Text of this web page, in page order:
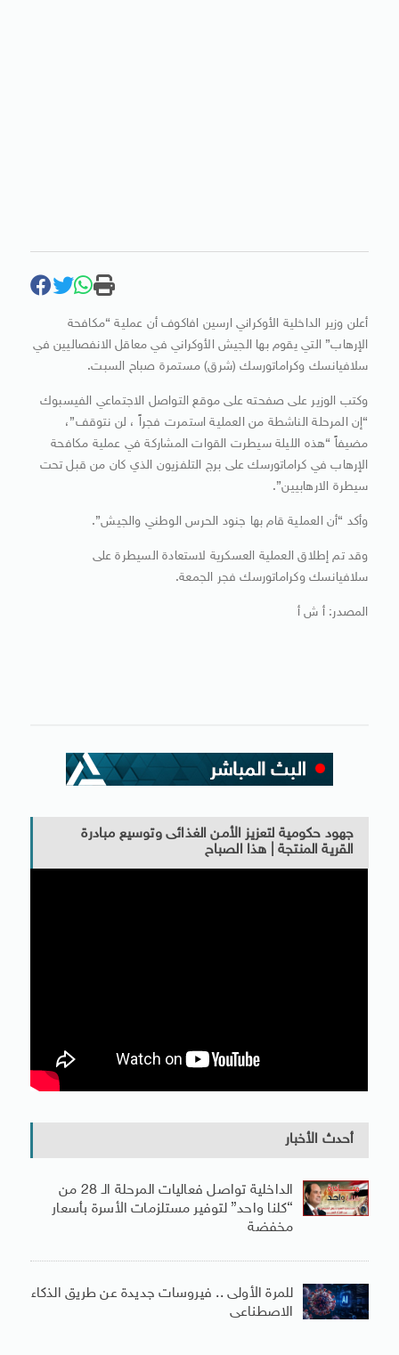
أعلن وزير الداخلية الأوكراني ارسين افاكوف أن عملية “مكافحة
الإرهاب” التي يقوم بها الجيش الأوكراني في معاقل الانفصاليين في
سلافيانسك وكراماتورسك (شرق) مستمرة صباح السبت.
وكتب الوزير على صفحته على موقع التواصل الاجتماعي الفيسبوك
“إن المرحلة الناشطة من العملية استمرت فجراً ، لن نتوقف”،
مضيفاً “هذه الليلة سيطرت القوات المشاركة في عملية مكافحة
الإرهاب في كراماتورسك على برج التلفزيون الذي كان من قبل تحت
سيطرة الارهابيين”.
وأكد “أن العملية قام بها جنود الحرس الوطني والجيش”.
وقد تم إطلاق العملية العسكرية لاستعادة السيطرة على
سلافيانسك وكراماتورسك فجر الجمعة.
المصدر: أ ش أ
جهود حكومية لتعزيز الأمن الغذائى وتوسيع مبادرة
القرية المنتجة | هذا الصباح
أحدث الأخبار
الداخلية تواصل فعاليات المرحلة الـ 28 من
“كلنا واحد” لتوفير مستلزمات الأسرة بأسعار
مخفضة
للمرة الأولى .. فيروسات جديدة عن طريق الذكاء
الاصطناعى